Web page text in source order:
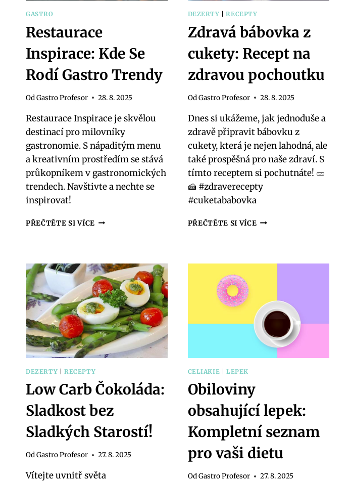
GASTRO
Restaurace
Inspirace: Kde Se
Rodí Gastro Trendy
OdGastro Profesor 28. 8. 2025
Restaurace Inspirace je skvělou
destinací pro milovníky
gastronomie. S nápaditým menu
a kreativním prostředím se stává
průkopníkem v gastronomických
trendech. Navštivte a nechte se
inspirovat!
PŘEČTĚTE SI VÍCE RESTAURACE
RODÍ
GASTRO
TRENDY
DEZERTY |RECEPTY
Zdravá bábovka z
cukety: Recept na
zdravou pochoutku
Od Gastro Profesor 28. 8. 2025
Dnes si ukážeme, jak jednoduše a
zdravě připravit bábovku z
cukety, která je nejen lahodná, ale
také prospěšná pro naše zdraví. S
tímto receptem si pochutnáte! 🥒
🍰 #zdraverecepty
#cuketababovka
PŘEČTĚTE SI VÍCE ZDRAVÁ
RECEPT
DEZERTY | RECEPTY
Low Carb Čokoláda:
Sladkost bez
Sladkých Starostí!
OdGastro Profesor 27. 8. 2025
Vítejte uvnitř světa
CELIAKIE |LEPEK
Obiloviny
obsahující lepek:
Kompletní seznam
pro vaši dietu
Od Gastro Profesor 27. 8. 2025